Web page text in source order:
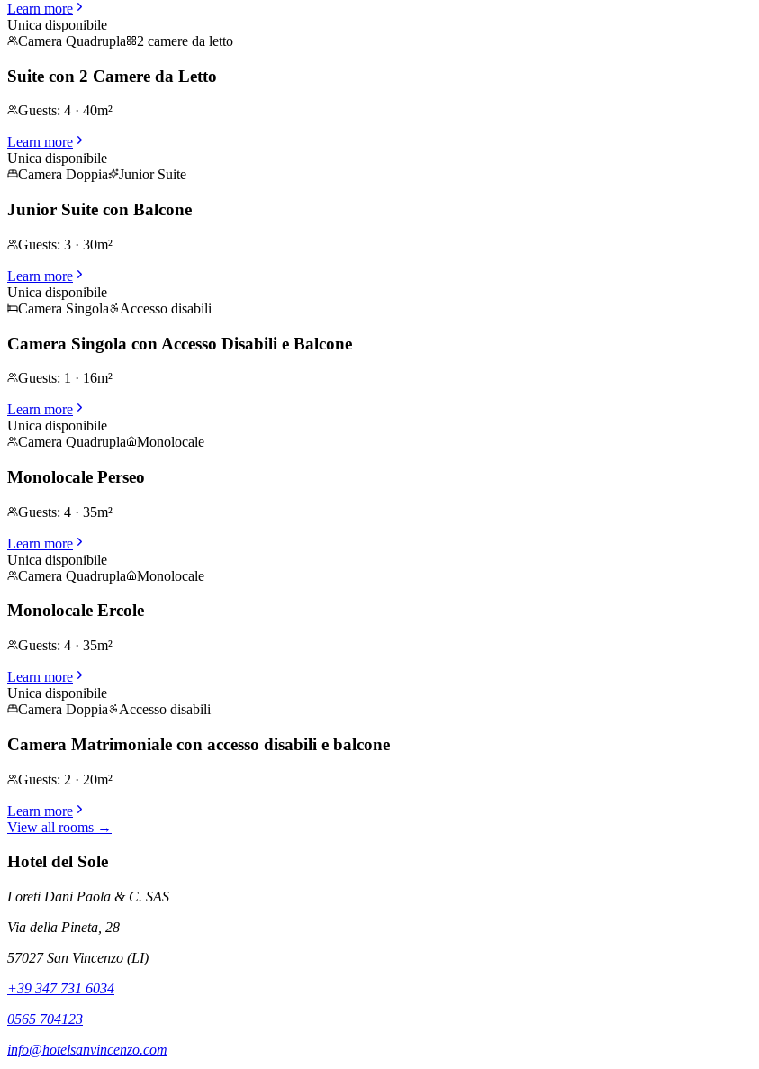
Learn more
Unica disponibile
Camera Quadrupla
2 camere da letto
Suite con 2 Camere da Letto
Guests: 4 · 40m²
Learn more
Unica disponibile
Camera Doppia
Junior Suite
Junior Suite con Balcone
Guests: 3 · 30m²
Learn more
Unica disponibile
Camera Singola
Accesso disabili
Camera Singola con Accesso Disabili e Balcone
Guests: 1 · 16m²
Learn more
Unica disponibile
Camera Quadrupla
Monolocale
Monolocale Perseo
Guests: 4 · 35m²
Learn more
Unica disponibile
Camera Quadrupla
Monolocale
Monolocale Ercole
Guests: 4 · 35m²
Learn more
Unica disponibile
Camera Doppia
Accesso disabili
Camera Matrimoniale con accesso disabili e balcone
Guests: 2 · 20m²
Learn more
View all rooms →
Hotel del Sole
Loreti Dani Paola & C. SAS
Via della Pineta, 28
57027 San Vincenzo (LI)
+39 347 731 6034
0565 704123
info@hotelsanvincenzo.com